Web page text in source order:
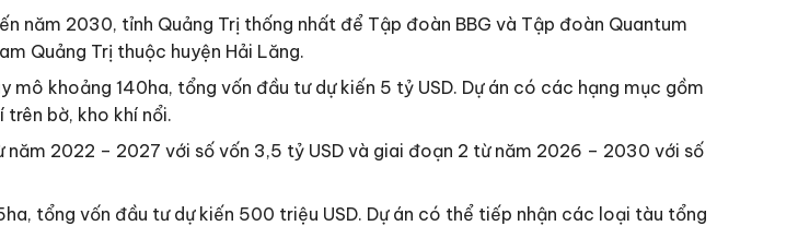
năm 2030, tỉnh Quảng Trị thống nhất để Tập đoàn BBG và Tập đoàn Quantum
Quảng Trị thuộc huyện Hải Lăng.
khoảng 140ha, tổng vốn đầu tư dự kiến 5 tỷ USD. Dự án có các hạng mục gồm
trên bờ, kho khí nổi.
2022 – 2027 với số vốn 3,5 tỷ USD và giai đoạn 2 từ năm 2026 – 2030 với số
tổng vốn đầu tư dự kiến 500 triệu USD. Dự án có thể tiếp nhận các loại tàu tổng